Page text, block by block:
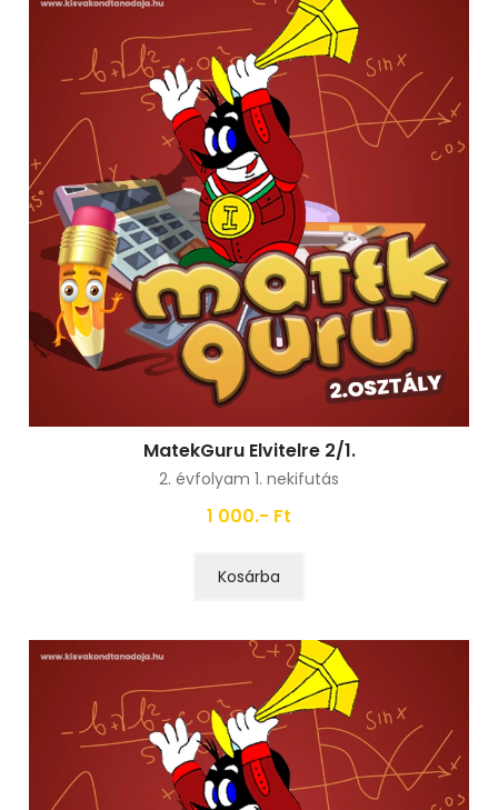
MatekGuru Elvitelre 2/1.
2. évfolyam 1. nekifutás
1 000.- Ft
Kosárba